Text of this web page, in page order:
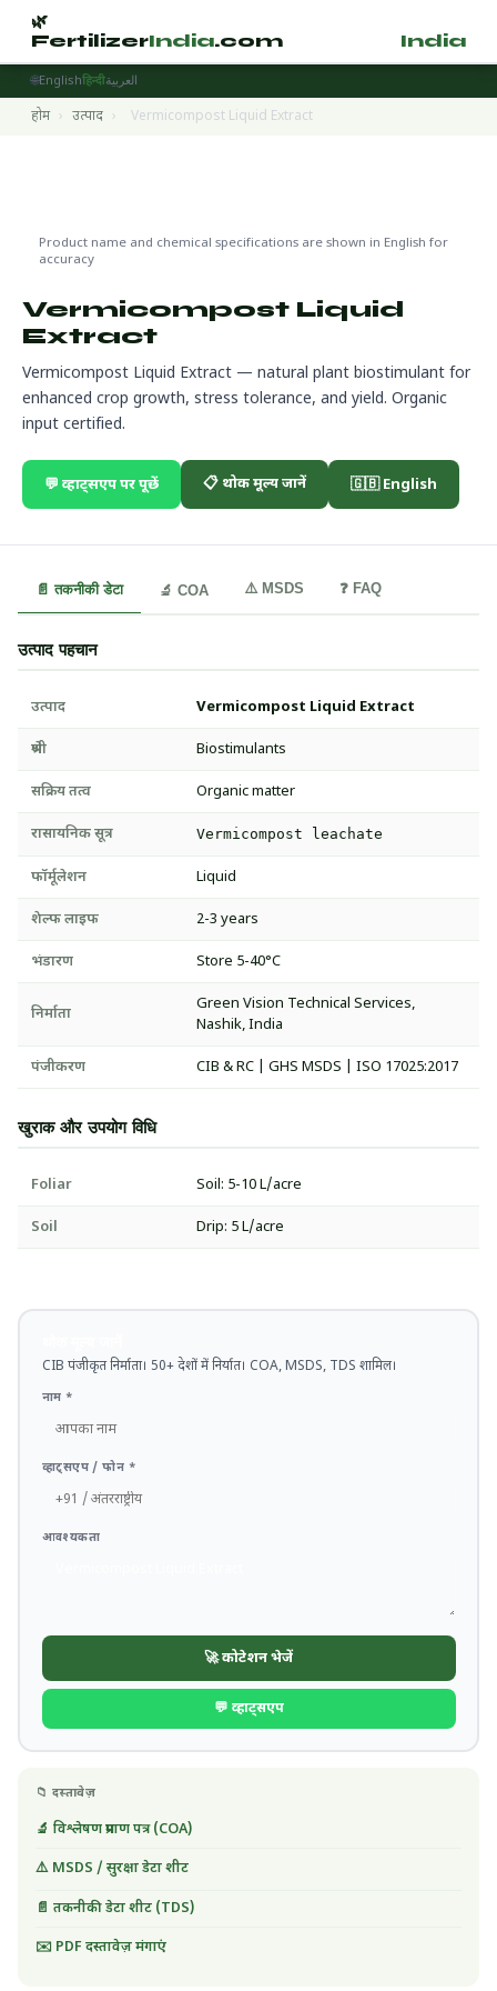
🌿
FertilizerIndia.com India
🌐Englishहिन्दीالعربية
होम › उत्पाद › Vermicompost Liquid Extract
Product name and chemical specifications are shown in English for
accuracy
Vermicompost Liquid
Extract
Vermicompost Liquid Extract — natural plant biostimulant for
enhanced crop growth, stress tolerance, and yield. Organic
input certified.
💬 व्हाट्सएप पर पूछें 📋 थोक मूल्य जानें 🇬🇧 English
📄 तकनीकी डेटा 🔬 COA ⚠️ MSDS ❓ FAQ
उत्पाद पहचान
उत्पाद Vermicompost Liquid Extract
श्रेणी Biostimulants
सक्रिय तत्व Organic matter
रासायनिक सूत्र Vermicompost leachate
फॉर्मूलेशन Liquid
शेल्फ लाइफ 2-3 years
भंडारण Store 5-40°C
निर्माता
Green Vision Technical Services,
Nashik, India
पंजीकरण CIB & RC | GHS MSDS | ISO 17025:2017
खुराक और उपयोग विधि
Foliar Soil: 5-10 L/acre
Soil Drip: 5 L/acre
CIB पंजीकृत निर्माता। 50+ देशों में निर्यात। COA, MSDS, TDS शामिल।
नाम *
व्हाट्सएप / फोन *
आवश्यकता
🚀 कोटेशन भेजें
💬 व्हाट्सएप
📁 दस्तावेज़
🔬 विश्लेषण प्रमाण पत्र (COA)
⚠️ MSDS / सुरक्षा डेटा शीट
📄 तकनीकी डेटा शीट (TDS)
✉️ PDF दस्तावेज़ मंगाएं